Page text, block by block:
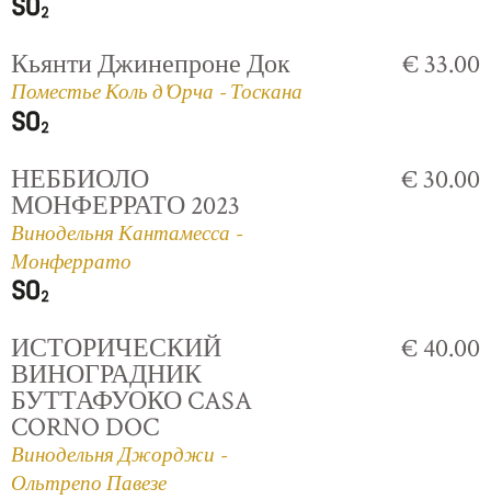
Кьянти Джинепроне Док
Поместье Коль д'Орча - Тоскана
€ 33.00
НЕББИОЛО
МОНФЕРРАТО 2023
Винодельня Кантамесса -
Монферрато
€ 30.00
ИСТОРИЧЕСКИЙ
ВИНОГРАДНИК
БУТТАФУОКО CASA
CORNO DOC
Винодельня Джорджи -
Ольтрепо Павезе
€ 40.00